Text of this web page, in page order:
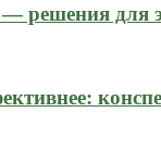
решения для